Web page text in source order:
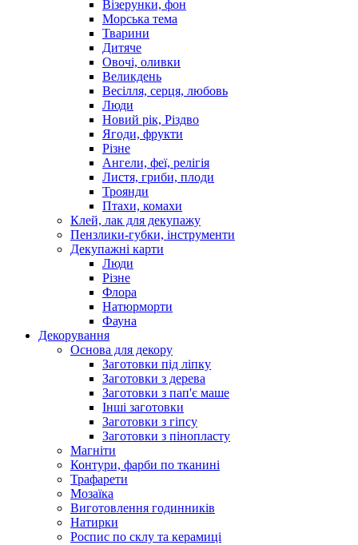
Візерунки, фон
Морська тема
Тварини
Дитяче
Овочі, оливки
Великдень
Весілля, серця, любовь
Люди
Новий рік, Різдво
Ягоди, фрукти
Різне
Ангели, феї, релігія
Листя, гриби, плоди
Троянди
Птахи, комахи
Клей, лак для декупажу
Пензлики-губки, інструменти
Декупажні карти
Люди
Різне
Флора
Натюрморти
Фауна
Декорування
Основа для декору
Заготовки під ліпку
Заготовки з дерева
Заготовки з пап'є маше
Інші заготовки
Заготовки з гіпсу
Заготовки з пінопласту
Магніти
Контури, фарби по тканині
Трафарети
Мозаїка
Виготовлення годинників
Натирки
Роспис по склу та керамиці